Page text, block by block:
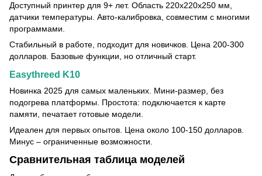
Доступный принтер для 9+ лет. Область 220x220x250 мм,
датчики температуры. Авто-калибровка, совместим с многими
программами.
Стабильный в работе, подходит для новичков. Цена 200-300
долларов. Базовые функции, но отличный старт.
Easythreed K10
Новинка 2025 для самых маленьких. Мини-размер, без
подогрева платформы. Простота: подключается к карте
памяти, печатает готовые модели.
Идеален для первых опытов. Цена около 100-150 долларов.
Минус – ограниченные возможности.
Сравнительная таблица моделей